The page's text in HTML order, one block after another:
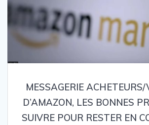
MESSAGERIE ACHETEURS/
D’AMAZON, LES BONNES
SUIVRE POUR RESTER EN